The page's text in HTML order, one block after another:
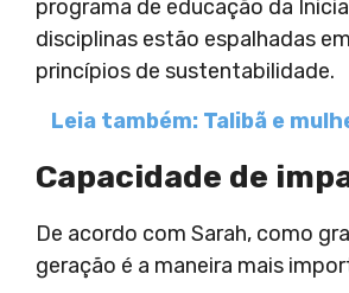
programa de educação da
disciplinas estão espalhadas
princípios de sustentabilidade.
Leia também: Talibã e
Capacidade de
De acordo com Sarah, como
geração é a maneira mais